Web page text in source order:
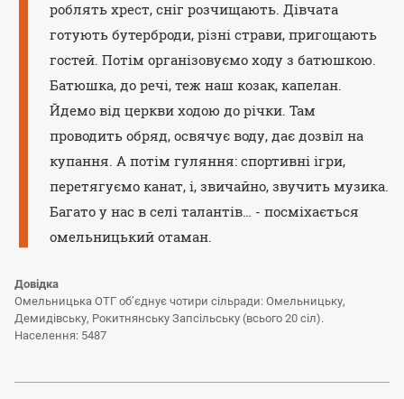
роблять хрест, сніг розчищають. Дівчата
готують бутерброди, різні страви, пригощають
гостей. Потім організовуємо ходу з батюшкою.
Батюшка, до речі, теж наш козак, капелан.
Йдемо від церкви ходою до річки. Там
проводить обряд, освячує воду, дає дозвіл на
купання. А потім гуляння: спортивні ігри,
перетягуємо канат, і, звичайно, звучить музика.
Багато у нас в селі талантів… - посміхається
омельницький отаман.
Довідка
Омельницька ОТГ об’єднує чотири сільради: Омельницьку,
Демидівську, Рокитнянську Запсільську (всього 20 сіл).
Населення: 5487